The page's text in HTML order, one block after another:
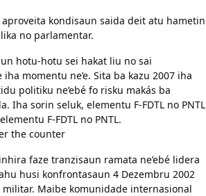
kondisaun saida deit atu hametin
no parlamentar.
hotu-hotu sei hakat liu no sai
momentu ne’e. Sita ba kazu 2007 iha
politiku ne’ebé fo risku makás ba
Iha sorin seluk, elementu F-FDTL no PNTL
F-FDTL no PNTL.
the counter
faze tranzisaun ramata ne’ebé lidera
husi konfrontasaun 4 Dezembru 2002
militar. Maibe komunidade internasional